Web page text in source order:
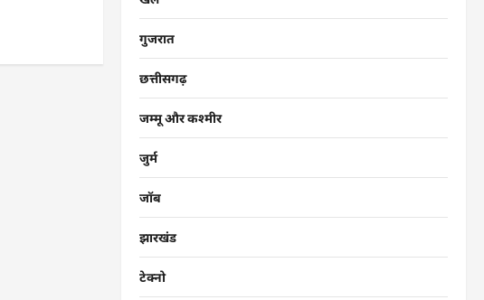
गुजरात
छत्तीसगढ़
जम्मू और कश्मीर
जुर्म
जॉब
झारखंड
टेक्नो